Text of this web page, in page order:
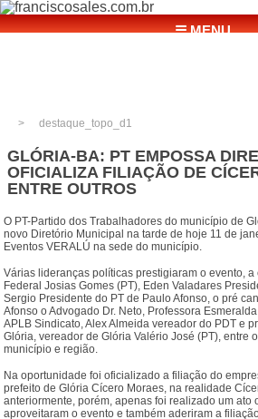
☰ MENU
destaque_topo_d1
GLÓRIA-BA: PT EMPOSSA
OFICIALIZA FILIAÇÃO DE
ENTRE OUTROS
O PT-Partido dos Trabalhadores do município de
novo Diretório Municipal na tarde de hoje 11 de
Eventos VERALÚ na sede do município.
Várias lideranças políticas prestigiaram o evento,
Federal Josias Gomes (PT), Eden Valadares
Sergio Presidente do PT de Paulo Afonso, o pré
Afonso o Advogado Dr. Neto, Professora
APLB Sindicato, Alex Almeida vereador do PDT e
Glória, vereador de Glória Valério José (PT), entre
município e região.
Na oportunidade foi oficializado a filiação do
prefeito de Glória Cícero Moraes, na realidade
anteriormente, porém, apenas foi realizado um ato
aproveitaram o evento e também aderiram a